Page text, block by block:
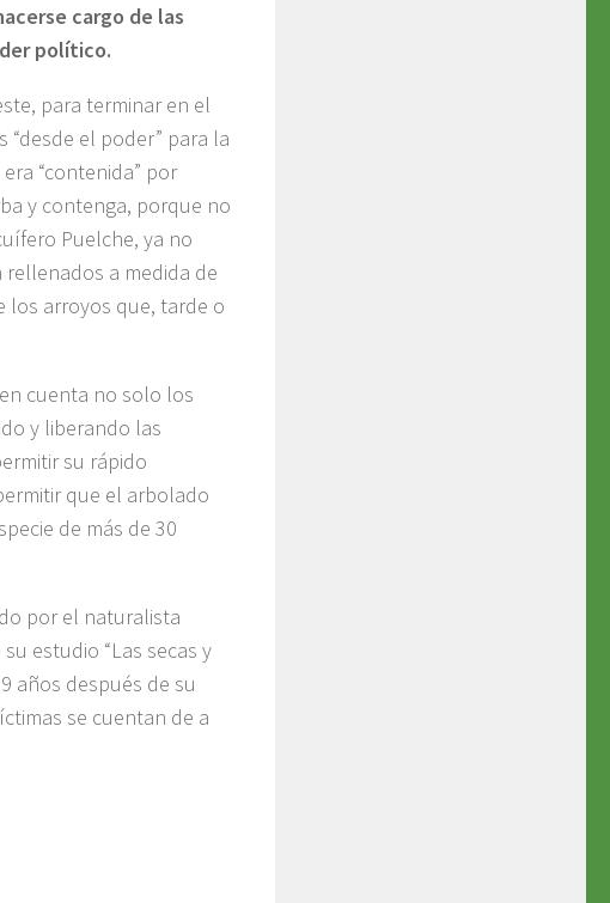
cargo de las
político.
para terminar en el
el poder” para la
“contenida” por
y contenga, porque no
Puelche, ya no
a medida de
los arroyos que, tarde o
cuenta no solo los
y liberando las
su rápido
que el arbolado
de más de 30
por el naturalista
estudio “Las secas y
años después de su
se cuentan de a